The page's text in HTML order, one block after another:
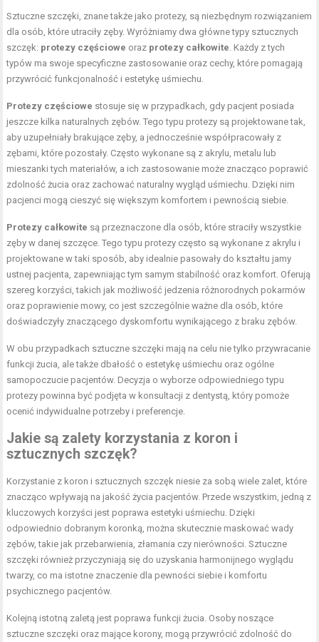
Sztuczne szczęki, znane także jako protezy, są niezbędnym rozwiązaniem
dla osób, które utraciły zęby. Wyróżniamy dwa główne typy sztucznych
szczęk: protezy częściowe oraz protezy całkowite. Każdy z tych
typów ma swoje specyficzne zastosowanie oraz cechy, które pomagają
przywrócić funkcjonalność i estetykę uśmiechu.
Protezy częściowe stosuje się w przypadkach, gdy pacjent posiada
jeszcze kilka naturalnych zębów. Tego typu protezy są projektowane tak,
aby uzupełniały brakujące zęby, a jednocześnie współpracowały z
zębami, które pozostały. Często wykonane są z akrylu, metalu lub
mieszanki tych materiałów, a ich zastosowanie może znacząco poprawić
zdolność żucia oraz zachować naturalny wygląd uśmiechu. Dzięki nim
pacjenci mogą cieszyć się większym komfortem i pewnością siebie.
Protezy całkowite są przeznaczone dla osób, które straciły wszystkie
zęby w danej szczęce. Tego typu protezy często są wykonane z akrylu i
projektowane w taki sposób, aby idealnie pasowały do kształtu jamy
ustnej pacjenta, zapewniając tym samym stabilność oraz komfort. Oferują
szereg korzyści, takich jak możliwość jedzenia różnorodnych pokarmów
oraz poprawienie mowy, co jest szczególnie ważne dla osób, które
doświadczyły znaczącego dyskomfortu wynikającego z braku zębów.
W obu przypadkach sztuczne szczęki mają na celu nie tylko przywracanie
funkcji żucia, ale także dbałość o estetykę uśmiechu oraz ogólne
samopoczucie pacjentów. Decyzja o wyborze odpowiedniego typu
protezy powinna być podjęta w konsultacji z dentystą, który pomoże
ocenić indywidualne potrzeby i preferencje.
Jakie są zalety korzystania z koron i
sztucznych szczęk?
Korzystanie z koron i sztucznych szczęk niesie za sobą wiele zalet, które
znacząco wpływają na jakość życia pacjentów. Przede wszystkim, jedną z
kluczowych korzyści jest poprawa estetyki uśmiechu. Dzięki
odpowiednio dobranym koronką, można skutecznie maskować wady
zębów, takie jak przebarwienia, złamania czy nierówności. Sztuczne
szczęki również przyczyniają się do uzyskania harmonijnego wyglądu
twarzy, co ma istotne znaczenie dla pewności siebie i komfortu
psychicznego pacjentów.
Kolejną istotną zaletą jest poprawa funkcji żucia. Osoby noszące
sztuczne szczęki oraz mające korony, mogą przywrócić zdolność do